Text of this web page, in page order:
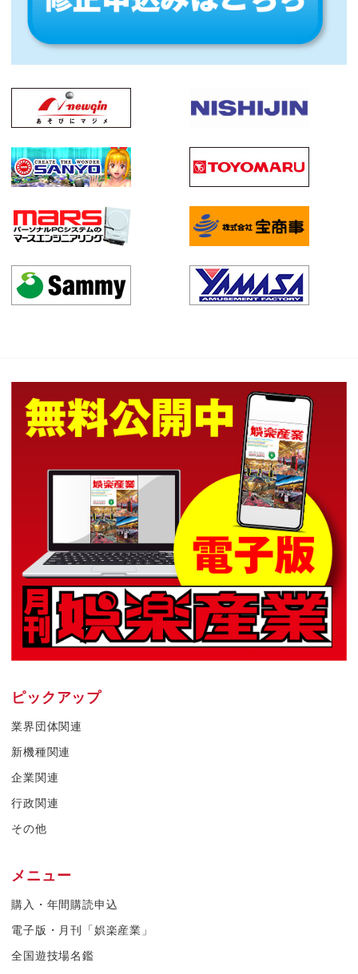
ピックアップ
業界団体関連
新機種関連
企業関連
行政関連
その他
メニュー
購入・年間購読申込
電子版・月刊「娯楽産業」
全国遊技場名鑑